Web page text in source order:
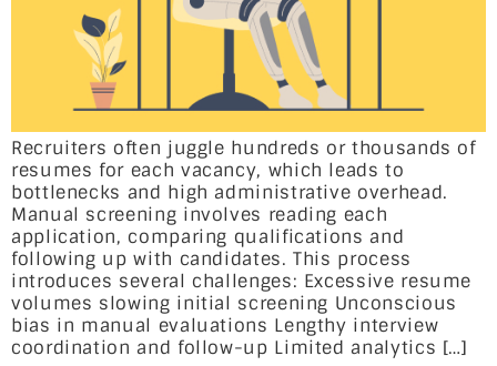
Recruiters often juggle hundreds or thousands of
resumes for each vacancy, which leads to
bottlenecks and high administrative overhead.
Manual screening involves reading each
application, comparing qualifications and
following up with candidates. This process
introduces several challenges: Excessive resume
volumes slowing initial screening Unconscious
bias in manual evaluations Lengthy interview
coordination and follow-up Limited analytics […]